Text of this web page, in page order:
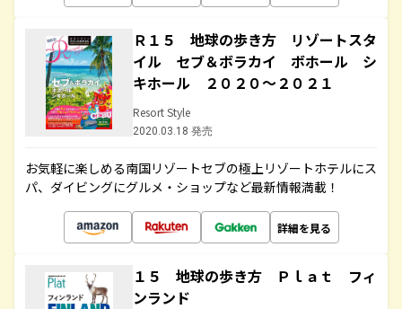
Ｒ１５ 地球の歩き方 リゾートスタ
イル セブ＆ボラカイ ボホール シ
キホール ２０２０～２０２１
Resort Style
2020.03.18 発売
お気軽に楽しめる南国リゾートセブの極上リゾートホテルにス
パ、ダイビングにグルメ・ショップなど最新情報満載！
詳細を見る
１５ 地球の歩き方 Ｐｌａｔ フィ
ンランド